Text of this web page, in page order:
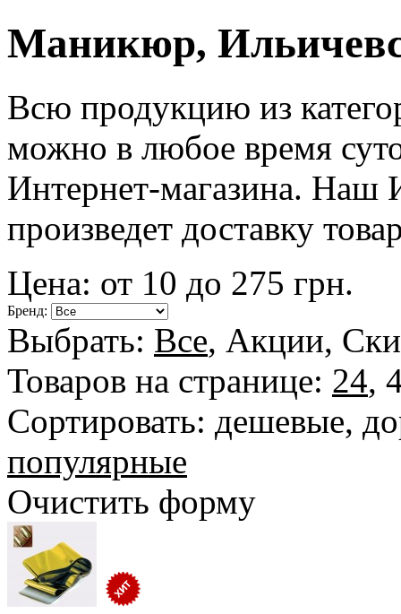
Маникюр,
Всю продукцию из
можно в любое время
Интернет-магазина. Наш
произведет доставку
Цена: от 10 до 275 грн.
Бренд:
Выбрать: Все, Акции,
Товаров на странице: 24,
Сортировать: дешевые,
популярные
Очистить форму